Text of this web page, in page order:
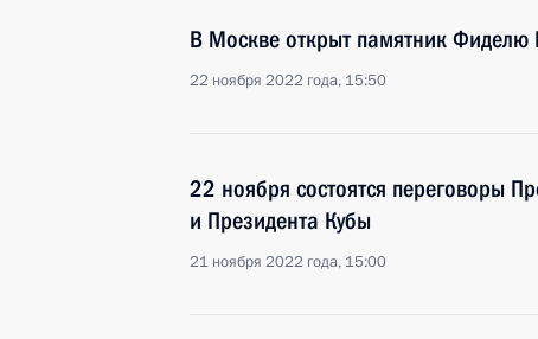
В Москве открыт памятник Фиделю
22 ноября 2022 года, 15:50
22 ноября состоятся переговоры
и Президента Кубы
21 ноября 2022 года, 15:00